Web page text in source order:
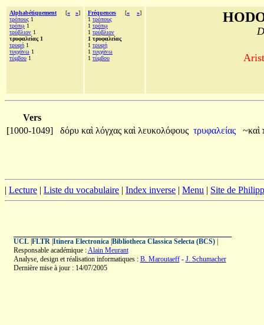
Alphabétiquement [« »]
τρόπους 1
τρόπῳ 1
τρύβλιον 1
τρυφαλείας 1
τρυφή 1
τυγχάνω 1
τύμβου 1
Fréquences [« »]
1 τρόπους
1 τρόπῳ
1 τρύβλιον
1 τρυφαλείας
1 τρυφή
1 τυγχάνω
1 τύμβου
Vers
[1000-1049]
δόρυ καὶ λόγχας καὶ λευκολόφους τρυφαλείας ~καὶ
| Lecture | Liste du vocabulaire | Index inverse | Menu | Site de
UCL| FLTR| Itinera Electronica| Bibliotheca Classica Selecta (BCS)|
Responsable académique :Alain Meurant
Analyse, design et réalisation informatiques : B. Maroutaeff- J. Schumacher
Dernière mise à jour : 14/07/2005